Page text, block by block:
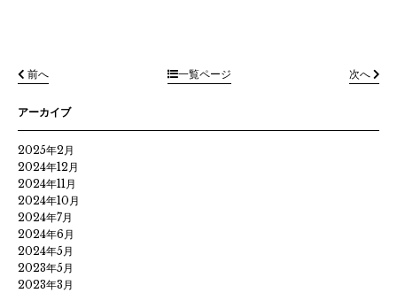
前へ 一覧ページ 次へ
アーカイブ
2025年2月
2024年12月
2024年11月
2024年10月
2024年7月
2024年6月
2024年5月
2023年5月
2023年3月